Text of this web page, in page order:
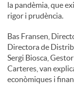
la pandèmia, que
rigor i prudència.
Bas Fransen,
Directora de
Sergi Biosca,
Carteres, van
econòmiques i